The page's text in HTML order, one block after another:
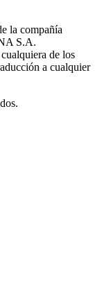
la compañía
S.A.
de los
a cualquier